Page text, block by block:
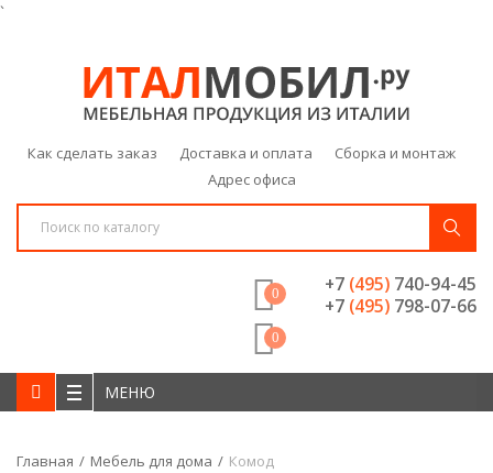
`
Как сделать заказ Доставка и оплата
Сборка и монтаж
Адрес офиса
0
0
+7 (495) 740-94-45
+7 (495) 798-07-66
МЕНЮ
Главная Мебель для дома Комод